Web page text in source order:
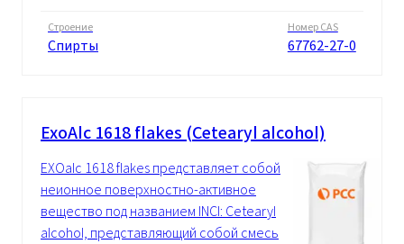
Строение
Спирты
Номер CAS
67762-27-0
ExoAlc 1618 flakes (Cetearyl alcohol)
EXOalc 1618 flakes представляет собой
неионное поверхностно-активное
вещество под названием INCI: Cetearyl
alcohol, представляющий собой смесь